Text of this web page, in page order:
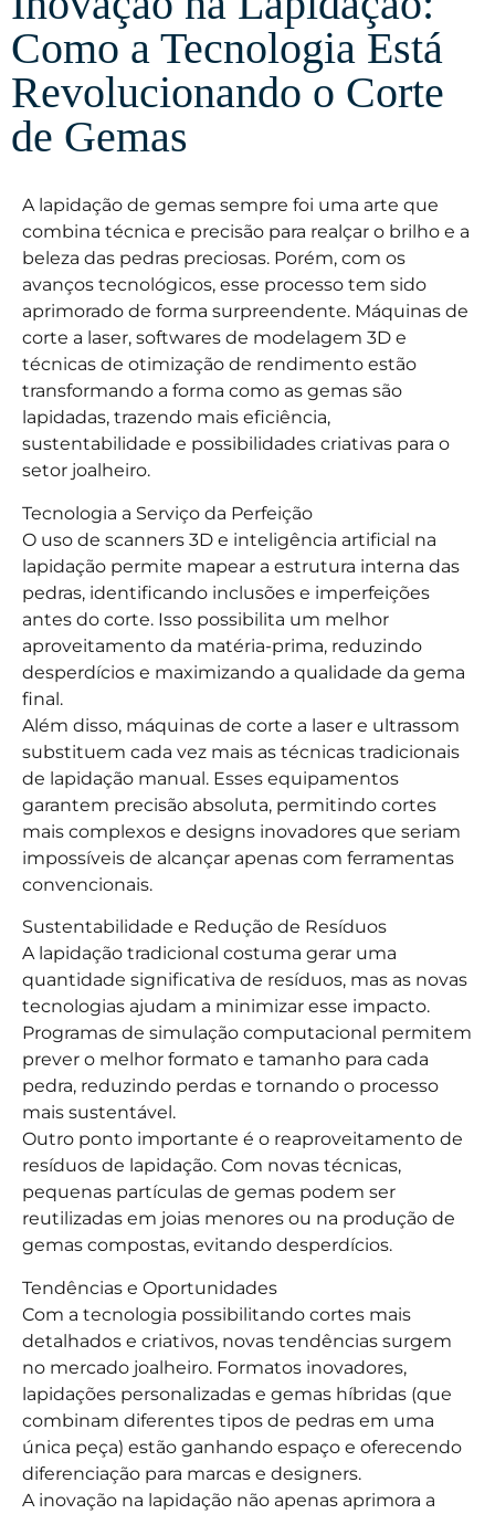
Como a Tecnologia Está
Revolucionando o Corte
de Gemas
A lapidação de gemas sempre foi uma arte que
combina técnica e precisão para realçar o brilho e a
beleza das pedras preciosas. Porém, com os
avanços tecnológicos, esse processo tem sido
aprimorado de forma surpreendente. Máquinas de
corte a laser, softwares de modelagem 3D e
técnicas de otimização de rendimento estão
transformando a forma como as gemas são
lapidadas, trazendo mais eficiência,
sustentabilidade e possibilidades criativas para o
setor joalheiro.
Tecnologia a Serviço da Perfeição
O uso de scanners 3D e inteligência artificial na
lapidação permite mapear a estrutura interna das
pedras, identificando inclusões e imperfeições
antes do corte. Isso possibilita um melhor
aproveitamento da matéria-prima, reduzindo
desperdícios e maximizando a qualidade da gema
final.
Além disso, máquinas de corte a laser e ultrassom
substituem cada vez mais as técnicas tradicionais
de lapidação manual. Esses equipamentos
garantem precisão absoluta, permitindo cortes
mais complexos e designs inovadores que seriam
impossíveis de alcançar apenas com ferramentas
convencionais.
Sustentabilidade e Redução de Resíduos
A lapidação tradicional costuma gerar uma
quantidade significativa de resíduos, mas as novas
tecnologias ajudam a minimizar esse impacto.
Programas de simulação computacional permitem
prever o melhor formato e tamanho para cada
pedra, reduzindo perdas e tornando o processo
mais sustentável.
Outro ponto importante é o reaproveitamento de
resíduos de lapidação. Com novas técnicas,
pequenas partículas de gemas podem ser
reutilizadas em joias menores ou na produção de
gemas compostas, evitando desperdícios.
Tendências e Oportunidades
Com a tecnologia possibilitando cortes mais
detalhados e criativos, novas tendências surgem
no mercado joalheiro. Formatos inovadores,
lapidações personalizadas e gemas híbridas (que
combinam diferentes tipos de pedras em uma
única peça) estão ganhando espaço e oferecendo
diferenciação para marcas e designers.
A inovação na lapidação não apenas aprimora a